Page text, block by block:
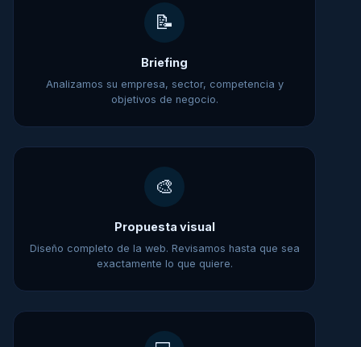
📝
Briefing
Analizamos su empresa, sector, competencia y
objetivos de negocio.
🎨
Propuesta visual
Diseño completo de la web. Revisamos hasta que sea
exactamente lo que quiere.